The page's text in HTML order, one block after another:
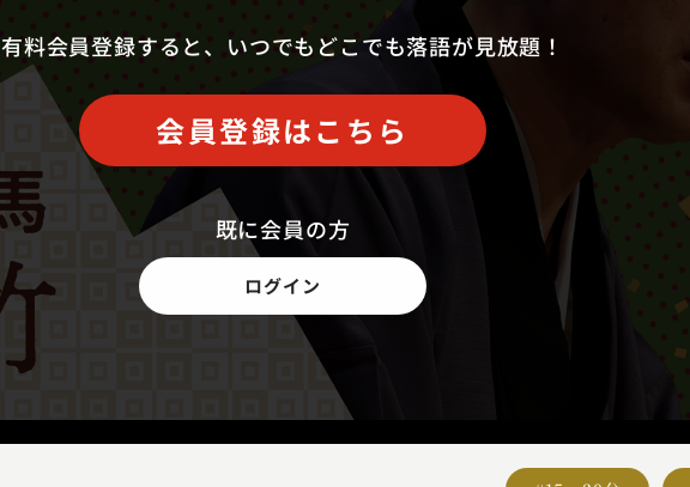
有料会員登録すると、いつでもどこでも落語が見放題！
会員登録はこちら
既に会員の方
ログイン